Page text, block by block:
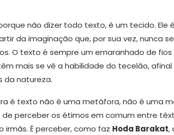
não dizer todo texto, é um tecido.
da imaginação que, por sua vez, nunca
O texto é sempre um emaranhado de
mais se vê a habilidade do tecelão,
da natureza.
é texto não é uma metáfora, não é uma
de perceber os étimos em comum entre
É perceber, como faz Hoda Barakat,